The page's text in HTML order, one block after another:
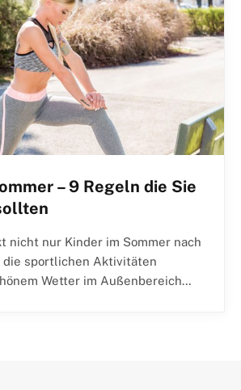
– 9 Regeln die Sie
nicht nur Kinder im Sommer nach
die sportlichen Aktivitäten
Wetter im Außenbereich…